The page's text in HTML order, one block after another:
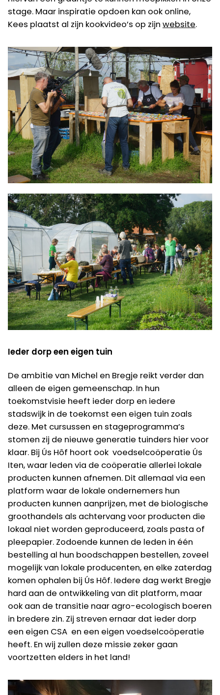
stage. Maar inspiratie opdoen kan ook online,
Kees plaatst al zijn kookvideo’s op zijn website.
Ieder dorp een eigen tuin
De ambitie van Michel en Bregje reikt verder dan
alleen de eigen gemeenschap. In hun
toekomstvisie heeft ieder dorp en iedere
stadswijk in de toekomst een eigen tuin zoals
deze. Met cursussen en stageprogramma’s
stomen zij de nieuwe generatie tuinders hier voor
klaar. Bij Ús Hôf hoort ook voedselcoöperatie Ús
Iten, waar leden via de coöperatie allerlei lokale
producten kunnen afnemen. Dit allemaal via een
platform waar de lokale ondernemers hun
producten kunnen aanprijzen, met de biologische
groothandels als achtervang voor producten die
lokaal niet worden geproduceerd, zoals pasta of
pleepapier. Zodoende kunnen de leden in één
bestelling al hun boodschappen bestellen, zoveel
mogelijk van lokale producenten, en elke zaterdag
komen ophalen bij Ús Hôf. Iedere dag werkt Bregje
hard aan de ontwikkeling van dit platform, maar
ook aan de transitie naar agro-ecologisch boeren
in bredere zin. Zij streven ernaar dat ieder dorp
een eigen CSA en een eigen voedselcoöperatie
heeft. En wij zullen deze missie zeker gaan
voortzetten elders in het land!